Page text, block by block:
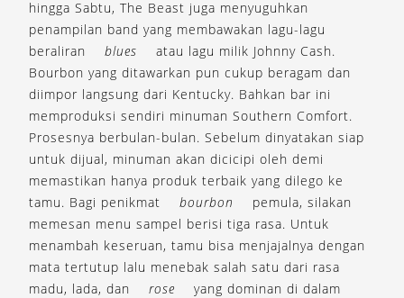
hingga Sabtu, The Beast juga menyuguhkan
penampilan band yang membawakan lagu-lagu
beraliran
blues
atau lagu milik Johnny Cash.
Bourbon yang ditawarkan pun cukup beragam dan
diimpor langsung dari Kentucky. Bahkan bar ini
memproduksi sendiri minuman Southern Comfort.
Prosesnya berbulan-bulan. Sebelum dinyatakan siap
untuk dijual, minuman akan dicicipi oleh demi
memastikan hanya produk terbaik yang dilego ke
tamu. Bagi penikmat
bourbon
pemula, silakan
memesan menu sampel berisi tiga rasa. Untuk
menambah keseruan, tamu bisa menjajalnya dengan
mata tertutup lalu menebak salah satu dari rasa
madu, lada, dan
rose
yang dominan di dalam